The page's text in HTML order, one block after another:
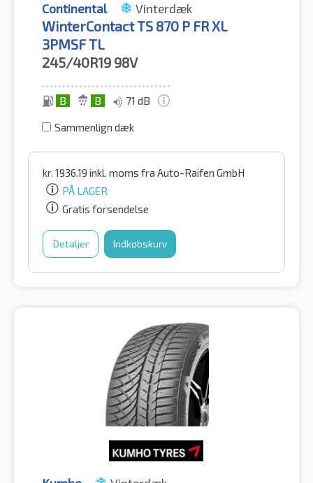
Continental Vinterdæk
WinterContact TS 870 P FR XL
3PMSF TL
245/40R19 98V
B B 71 dB
Sammenlign dæk
kr. 1936.19 inkl. moms fra Auto-Raifen GmbH
PÅ LAGER
Gratis forsendelse
Detaljer Indkøbskurv